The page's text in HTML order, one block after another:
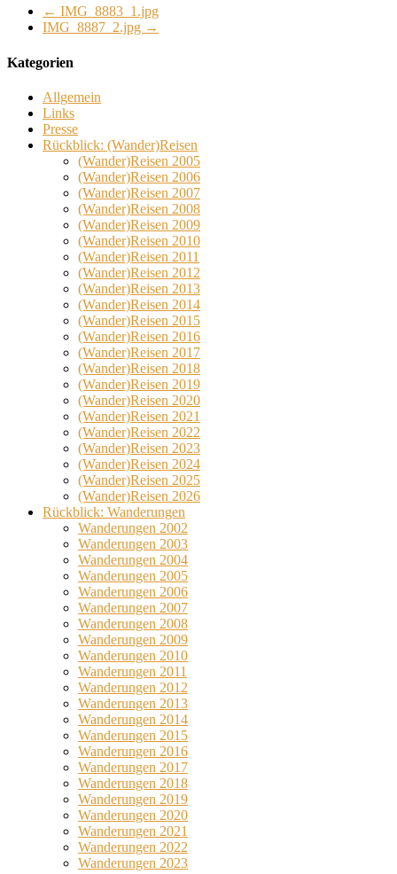
← IMG_8883_1.jpg
IMG_8887_2.jpg →
Kategorien
Allgemein
Links
Presse
Rückblick: (Wander)Reisen
(Wander)Reisen 2005
(Wander)Reisen 2006
(Wander)Reisen 2007
(Wander)Reisen 2008
(Wander)Reisen 2009
(Wander)Reisen 2010
(Wander)Reisen 2011
(Wander)Reisen 2012
(Wander)Reisen 2013
(Wander)Reisen 2014
(Wander)Reisen 2015
(Wander)Reisen 2016
(Wander)Reisen 2017
(Wander)Reisen 2018
(Wander)Reisen 2019
(Wander)Reisen 2020
(Wander)Reisen 2021
(Wander)Reisen 2022
(Wander)Reisen 2023
(Wander)Reisen 2024
(Wander)Reisen 2025
(Wander)Reisen 2026
Rückblick: Wanderungen
Wanderungen 2002
Wanderungen 2003
Wanderungen 2004
Wanderungen 2005
Wanderungen 2006
Wanderungen 2007
Wanderungen 2008
Wanderungen 2009
Wanderungen 2010
Wanderungen 2011
Wanderungen 2012
Wanderungen 2013
Wanderungen 2014
Wanderungen 2015
Wanderungen 2016
Wanderungen 2017
Wanderungen 2018
Wanderungen 2019
Wanderungen 2020
Wanderungen 2021
Wanderungen 2022
Wanderungen 2023